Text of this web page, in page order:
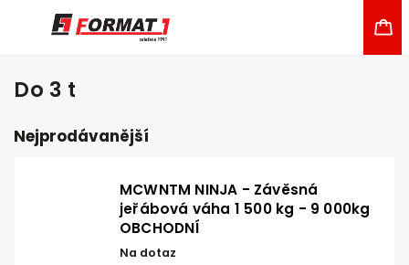
Do 3 t
Nejprodávanější
MCWNTM NINJA - Závěsná
jeřábová váha 1 500 kg - 9 000kg
OBCHODNÍ
Na dotaz